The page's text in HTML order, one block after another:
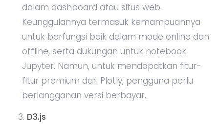
dalam dashboard atau situs web.
Keunggulannya termasuk kemampuannya
untuk berfungsi baik dalam mode online dan
offline, serta dukungan untuk notebook
Jupyter. Namun, untuk mendapatkan fitur-
fitur premium dari Plotly, pengguna perlu
berlangganan versi berbayar.
D3.js